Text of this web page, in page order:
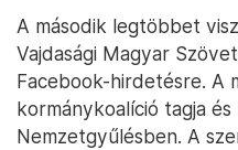
A második legtöbbet
Vajdasági Magyar
Facebook-hirdetésre. A
kormánykoalíció tagja
Nemzetgyűlésben. A